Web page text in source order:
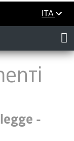
ITA
-